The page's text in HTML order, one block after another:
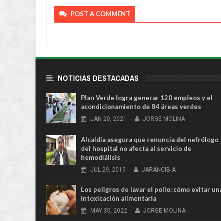
POST A COMMENT
NOTICIAS DESTACADAS
Plan Verde logra generar 120 empleos y el
acondicionamiento de 84 áreas verdes
JAN 20, 2021 - JORGE MOLINA
Alcaldía asegura que renuncia del nefrólogo
del hospital no afecta al servicio de
hemodiálisis
JUL 29, 2019 - JARANCIBIA
Los peligros de lavar el pollo: cómo evitar
intoxicación alimentaria
MAY 30, 2022 - JORGE MOLINA